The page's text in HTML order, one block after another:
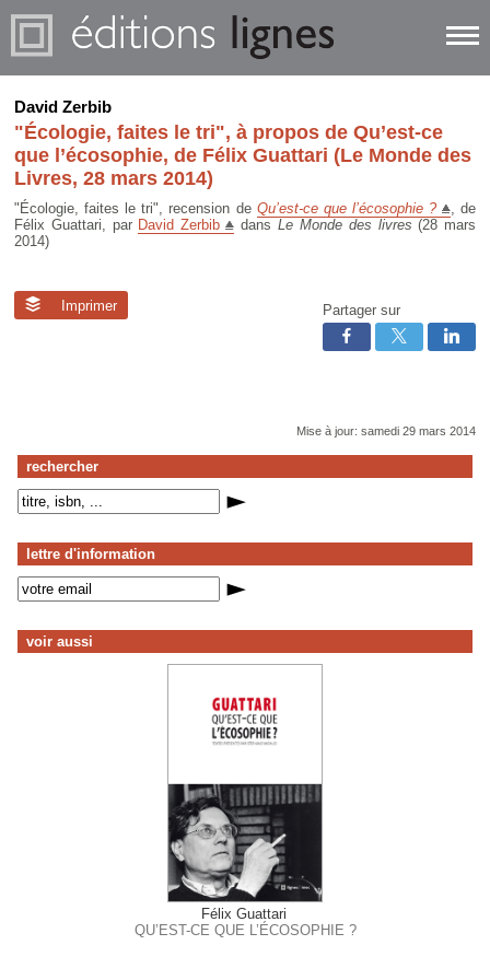
rechercher
lettre d'information
voir aussi
Félix Guattari
QU’EST-CE QUE L’ÉCOSOPHIE ?
David Zerbib
"Écologie, faites le tri", à propos de Qu’est-ce
que l’écosophie, de Félix Guattari (Le Monde des
Livres, 28 mars 2014)
"Écologie, faites le tri", recension de Qu’est-ce que l’écosophie ?
, de
Félix Guattari, par David Zerbib dans Le Monde des livres (28 mars
2014)
Imprimer Partager sur
Mise à jour: samedi 29 mars 2014